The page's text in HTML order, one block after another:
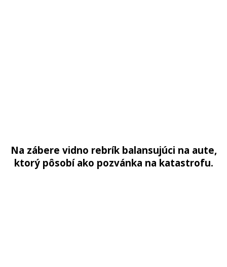
Na zábere vidno rebrík balansujúci na aute,
ktorý pôsobí ako pozvánka na katastrofu.